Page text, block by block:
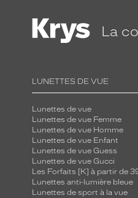
La
LUNETTES DE VUE
Lunettes de vue
Lunettes de vue Femme
Lunettes de vue Homme
Lunettes de vue Enfant
Lunettes de vue Guess
Lunettes de vue Gucci
Les Forfaits [K] à partir de
Lunettes anti-lumière bleue
Lunettes de sport à la vue